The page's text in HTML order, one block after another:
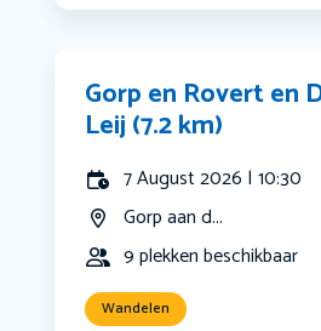
Gorp en Rovert en
Leij (7.2 km)
7 August 2026 | 10:30
Gorp aan d...
9 plekken beschikbaar
Wandelen